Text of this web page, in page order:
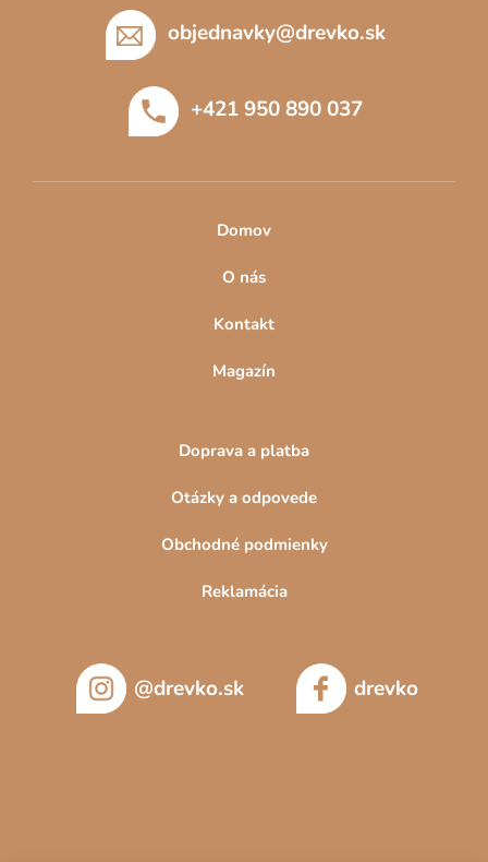
objednavky@drevko.sk
+421 950 890 037
Domov
O nás
Kontakt
Magazín
Doprava a platba
Otázky a odpovede
Obchodné podmienky
Reklamácia
@drevko.sk drevko